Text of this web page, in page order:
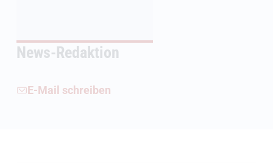
News-Redaktion
E-Mail schreiben